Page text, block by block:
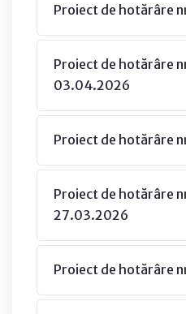
Proiect de hotărâre
Proiect de hotărâre
03.04.2026
Proiect de hotărâre
Proiect de hotărâre
27.03.2026
Proiect de hotărâre